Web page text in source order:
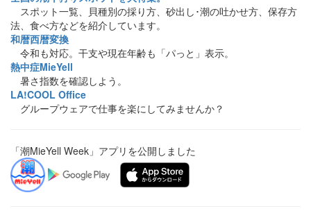
スポット一覧、貝種別の採り方、砂出し･潮の吐かせ方、保存方
法、食べ方などを紹介しています。
和暦西暦変換
令和も対応。干支や現在年齢も「パっと」表示。
熱中症MieYell
暑さ指数を確認しよう。
LA!COOL Office
グループウェアで仕事を楽にしてみませんか？
「潮MieYell Week」アプリを公開しました